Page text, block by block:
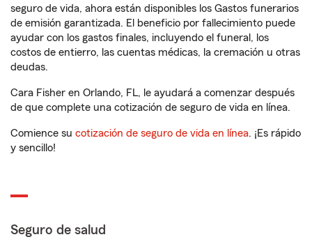
seguro de vida, ahora están disponibles los Gastos funerarios
de emisión garantizada. El beneficio por fallecimiento puede
ayudar con los gastos finales, incluyendo el funeral, los
costos de entierro, las cuentas médicas, la cremación u otras
deudas.
Cara Fisher en Orlando, FL, le ayudará a comenzar después
de que complete una cotización de seguro de vida en línea.
Comience su cotización de seguro de vida en línea. ¡Es rápido
y sencillo!
Seguro de salud